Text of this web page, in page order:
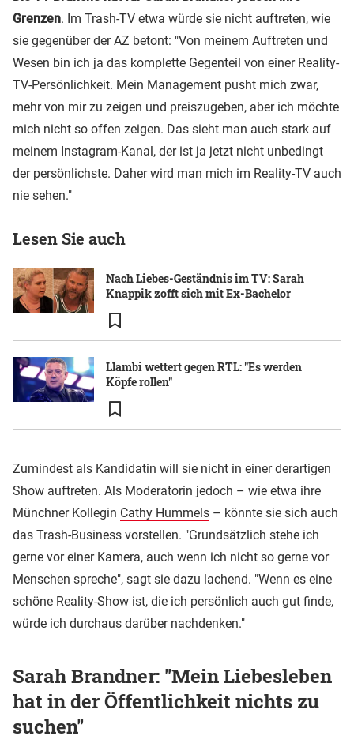
Grenzen. Im Trash-TV etwa würde sie nicht auftreten, wie
sie gegenüber der AZ betont: "Von meinem Auftreten und
Wesen bin ich ja das komplette Gegenteil von einer Reality-
TV-Persönlichkeit. Mein Management pusht mich zwar,
mehr von mir zu zeigen und preiszugeben, aber ich möchte
mich nicht so offen zeigen. Das sieht man auch stark auf
meinem Instagram-Kanal, der ist ja jetzt nicht unbedingt
der persönlichste. Daher wird man mich im Reality-TV auch
nie sehen."
Lesen Sie auch
Nach Liebes-Geständnis im TV: Sarah
Knappik zofft sich mit Ex-Bachelor
Llambi wettert gegen RTL: "Es werden
Köpfe rollen"
Zumindest als Kandidatin will sie nicht in einer derartigen
Show auftreten. Als Moderatorin jedoch – wie etwa ihre
Münchner Kollegin Cathy Hummels – könnte sie sich auch
das Trash-Business vorstellen. "Grundsätzlich stehe ich
gerne vor einer Kamera, auch wenn ich nicht so gerne vor
Menschen spreche", sagt sie dazu lachend. "Wenn es eine
schöne Reality-Show ist, die ich persönlich auch gut finde,
würde ich durchaus darüber nachdenken."
Sarah Brandner: "Mein Liebesleben
hat in der Öffentlichkeit nichts zu
suchen"